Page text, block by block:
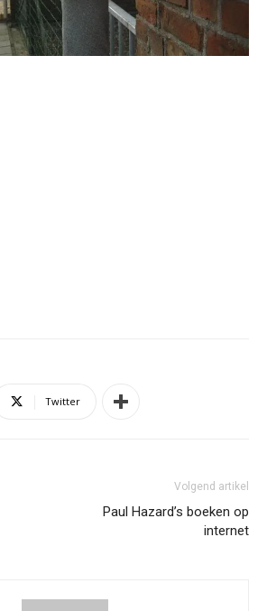
Twitter
Volgend artikel
Paul Hazard’s boeken op
internet